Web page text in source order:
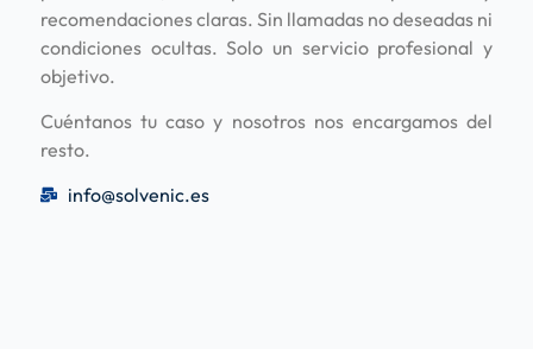
recomendaciones claras. Sin llamadas no deseadas ni
condiciones ocultas. Solo un servicio profesional y
objetivo.
Cuéntanos tu caso y nosotros nos encargamos del
resto.
info@solvenic.es